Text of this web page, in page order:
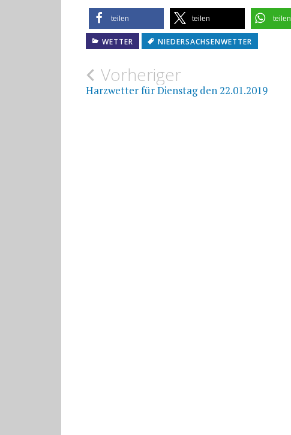
teilen teilen teilen
WETTER NIEDERSACHSENWETTER
Beitragsnavigation
Vorheriger
Harzwetter für Dienstag den 22.01.2019